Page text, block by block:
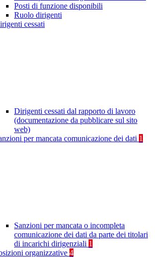
Posti di funzione disponibili
Ruolo dirigenti
cessati
Dirigenti cessati dal rapporto di lavoro
(documentazione da pubblicare sul sito
web)
per mancata comunicazione dei dati 1
Sanzioni per mancata o incompleta
comunicazione dei dati da parte dei titolari
di incarichi dirigenziali 1
organizzative 4